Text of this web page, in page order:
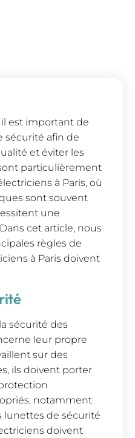
il est important de
sécurité afin de
et éviter les
particulièrement
à Paris, où
sont souvent
une
cet article, nous
règles de
à Paris doivent
sécurité des
leur propre
sur des
ils doivent porter
notamment
lunettes de sécurité
doivent